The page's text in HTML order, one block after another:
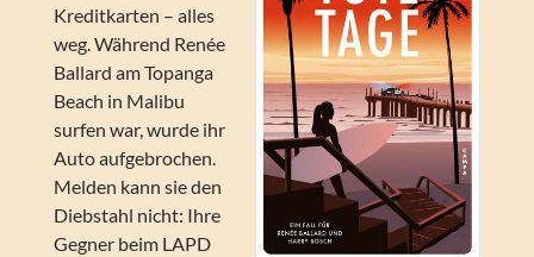
Kreditkarten – alles
weg. Während Renée
Ballard am Topanga
Beach in Malibu
surfen war, wurde ihr
Auto aufgebrochen.
Melden kann sie den
Diebstahl nicht: Ihre
Gegner beim LAPD